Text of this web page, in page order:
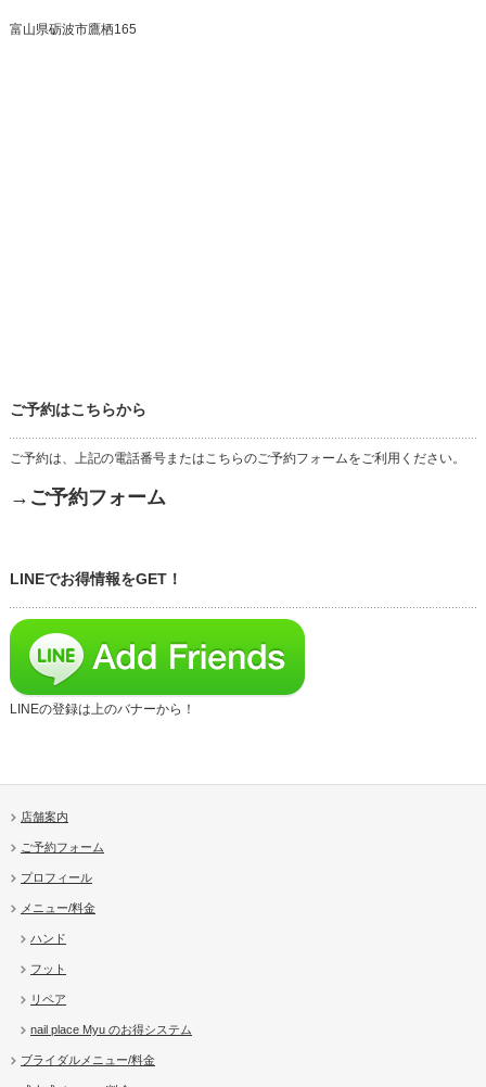
富山県砺波市鷹栖165
ご予約はこちらから
ご予約は、上記の電話番号またはこちらのご予約フォームをご利用ください。
→ご予約フォーム
LINEでお得情報をGET！
LINEの登録は上のバナーから！
店舗案内
ご予約フォーム
プロフィール
メニュー/料金
ハンド
フット
リペア
nail place Myu のお得システム
ブライダルメニュー/料金